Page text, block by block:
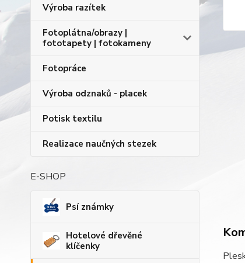
Výroba razítek
Fotoplátna/obrazy |
fototapety | fotokameny
Fotopráce
Výroba odznaků - placek
Potisk textilu
Realizace naučných stezek
E-SHOP
Psí známky
Hotelové dřevěné
klíčenky